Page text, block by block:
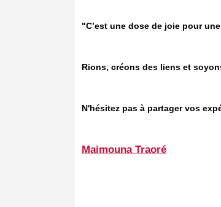
"C’est une dose de joie pour
Rions, créons des liens et
N'hésitez pas à partager vos
Maimouna Traoré